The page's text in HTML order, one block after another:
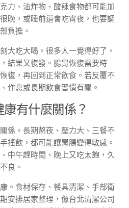
力、油炸物、酸辣食物都可能加
晚，或睡前還會吃宵夜，也要調
負擔。
大吃大喝。很多人一覺得好了，
結果又復發。腸胃恢復需要時
復，再回到正常飲食。若反覆不
作息或長期飲食習慣有關。
有什麼關係？
係。長期熬夜、壓力大、三餐不
搖飲，都可能讓胃腸變得敏感。
中午趕時間、晚上又吃太飽，久
良。
。食材保存、餐具清潔、手部衛
安排居家整理，像台北清潔公司